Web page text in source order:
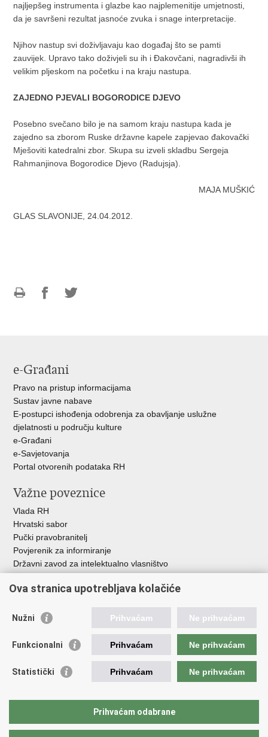
najljepšeg instrumenta i glazbe kao najplemenitije umjetnosti,
da je savršeni rezultat jasnoće zvuka i snage interpretacije.
Njihov nastup svi doživljavaju kao događaj što se pamti
zauvijek. Upravo tako doživjeli su ih i Đakovčani, nagradivši ih
velikim pljeskom na početku i na kraju nastupa.
ZAJEDNO PJEVALI BOGORODICE DJEVO
Posebno svečano bilo je na samom kraju nastupa kada je
zajedno sa zborom Ruske državne kapele zapjevao đakovački
Mješoviti katedralni zbor. Skupa su izveli skladbu Sergeja
Rahmanjinova Bogorodice Djevo (Radujsja).
MAJA MUŠKIĆ
GLAS SLAVONIJE, 24.04.2012.
e-Građani
Pravo na pristup informacijama
Sustav javne nabave
E-postupci ishođenja odobrenja za obavljanje uslužne
djelatnosti u području kulture
e-Građani
e-Savjetovanja
Portal otvorenih podataka RH
Važne poveznice
Vlada RH
Hrvatski sabor
Pučki pravobranitelj
Povjerenik za informiranje
Državni zavod za intelektualno vlasništvo
HAKOM
Ostale poveznice
Hrvatski audiovizualni centar
Creative Europe
EU National Institutes for Culture
Međunarodni centar za podvodnu arheologiju u Zadru (MCPA)
Ova stranica upotrebljava kolačiće
Nužni Prihvaćam Ne prihvaćam
Funkcionalni Prihvaćam Ne prihvaćam
Statistički Prihvaćam Ne prihvaćam
Prihvaćam odabrane